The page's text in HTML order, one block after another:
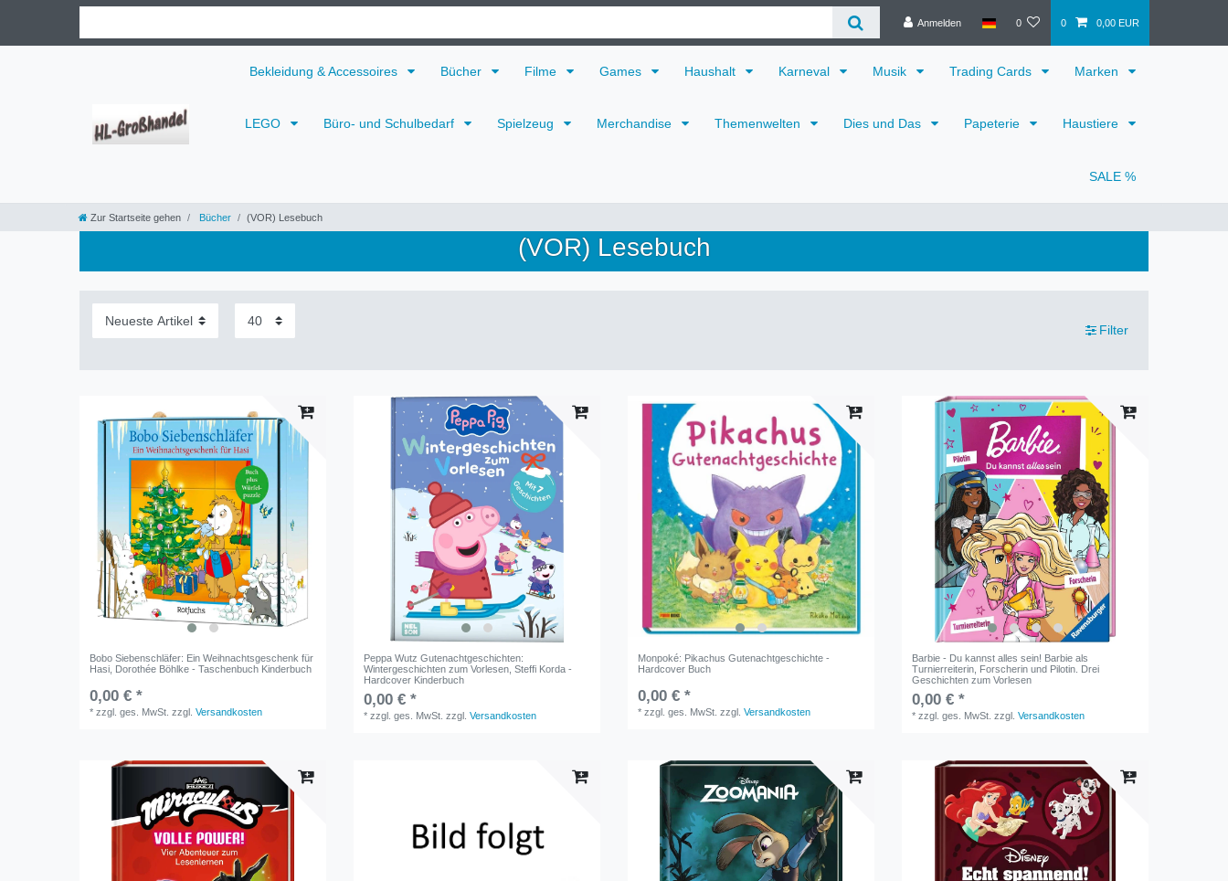
Anmelden 0 0 0,00 EUR
Bekleidung & Accessoires Bücher Filme Games Haushalt Karneval Musik Trading Cards Marken
LEGO Büro- und Schulbedarf Spielzeug Merchandise Themenwelten Dies und Das Papeterie Haustiere
SALE %
Zur Startseite gehen Bücher (VOR) Lesebuch
(VOR) Lesebuch
Filter
Bobo Siebenschläfer: Ein Weihnachtsgeschenk für
Hasi, Dorothée Böhlke - Taschenbuch Kinderbuch
0,00 € *
*zzgl. ges. MwSt. zzgl.Versandkosten
Peppa Wutz Gutenachtgeschichten:
Wintergeschichten zum Vorlesen, Steffi Korda -
Hardcover Kinderbuch
0,00 € *
*zzgl. ges. MwSt. zzgl.Versandkosten
Monpoké: Pikachus Gutenachtgeschichte -
Hardcover Buch
0,00 € *
*zzgl. ges. MwSt. zzgl.Versandkosten
Barbie - Du kannst alles sein! Barbie als
Turnierreiterin, Forscherin und Pilotin. Drei
Geschichten zum Vorlesen
0,00 € *
*zzgl. ges. MwSt. zzgl.Versandkosten